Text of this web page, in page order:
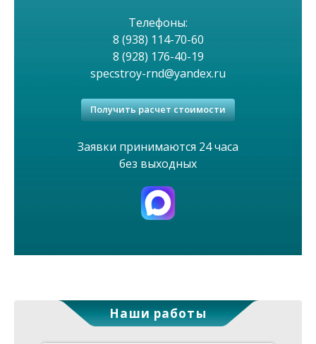
Телефоны:
8 (938) 114-70-60
8 (928) 176-40-19
specstroy-rnd@yandex.ru
Получить расчет стоимости
Заявки принимаются 24 часа
без выходных
Наши работы